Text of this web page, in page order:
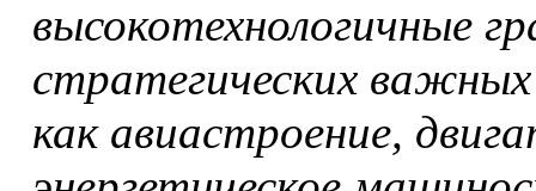
высокотехнологичные
стратегических
как авиастроение,